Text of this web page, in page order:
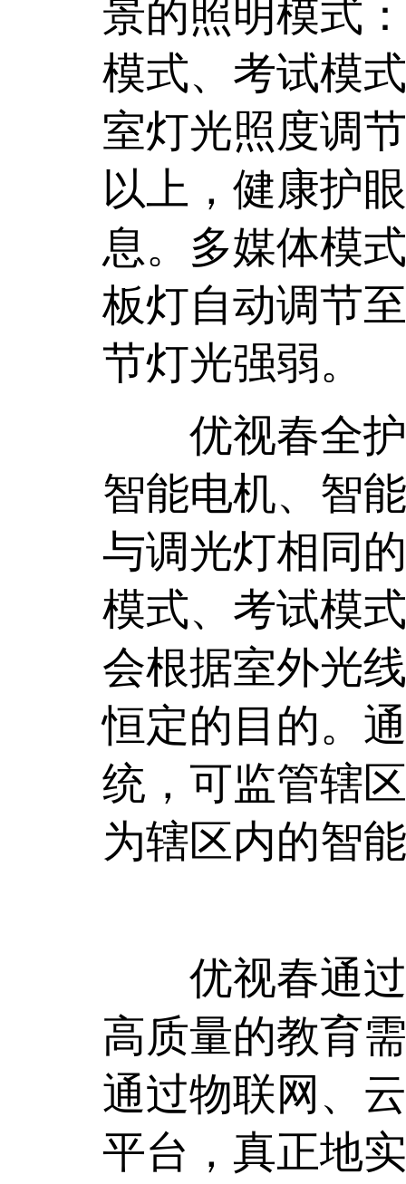
景的照明模式
模式、考试模
室灯光照度调
以上，健康护
息。多媒体模
板灯自动调节
节灯光强弱。
优视春全护
智能电机、智
与调光灯相同
模式、考试模
会根据室外光
恒定的目的。
统，可监管辖
为辖区内的智
优视春通过
高质量的教育
通过物联网、
平台，真正地